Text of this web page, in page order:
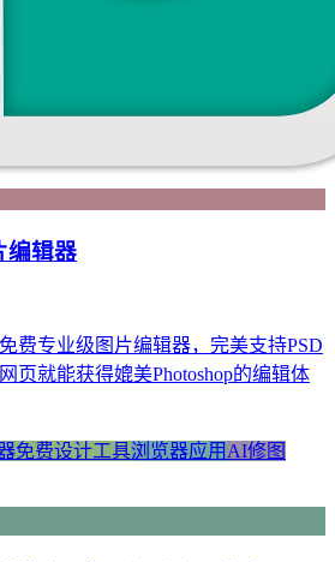
编辑器
费专业级图片编辑器，完美支持PSD
页就能获得媲美Photoshop的编辑体
免费设计工具浏览器应用 AI修图